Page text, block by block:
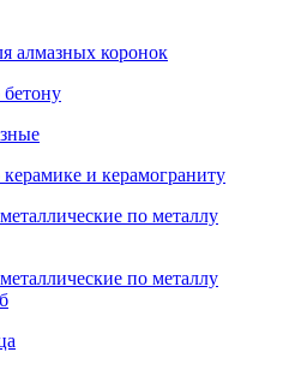
алмазных коронок
и керамограниту
по металлу
по металлу